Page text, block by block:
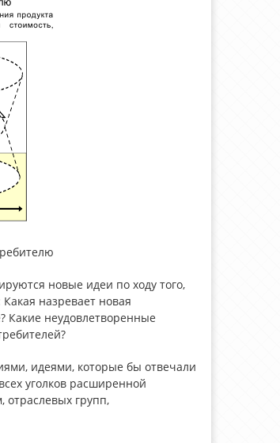
новые идеи по ходу того,
назревает новая
Какие неудовлетворенные
идеями, которые бы отвечали
уголков расширенной
отраслевых групп,